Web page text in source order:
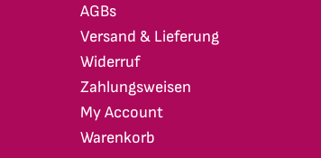
AGBs
Versand & Lieferung
Widerruf
Zahlungsweisen
My Account
Warenkorb